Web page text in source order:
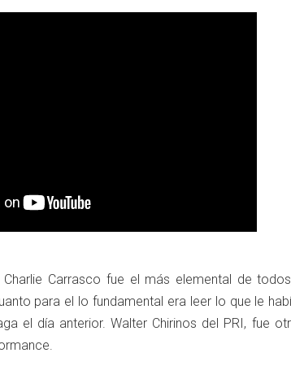
Carrasco fue el más elemental de
para el lo fundamental era leer lo que le
el día anterior. Walter Chirinos del PRI, fue